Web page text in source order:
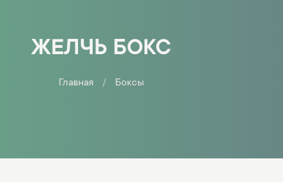
ЖЕЛЧЬ БОКС
Главная Боксы